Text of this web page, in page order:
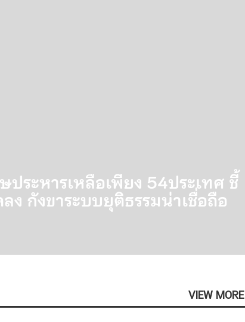
ยใบสั่ง ริดรอนสิทธิ์ ลบล้าง ‘หลัก
กครอง-ศาลรธน.วินิจฉัย
VIEW MORE